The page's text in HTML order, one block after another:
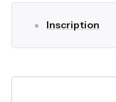
Inscription